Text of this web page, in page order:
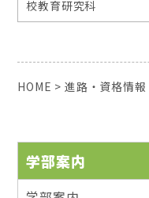
校教育研究科
HOME > 進路・資格情報
学部案内